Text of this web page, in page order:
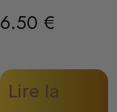
6.50 €
Lire la